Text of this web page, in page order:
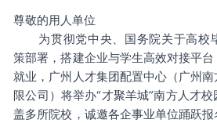
尊敬的用人单位
为贯彻党中央、国务院关于高校
策部署，搭建企业与学生高效对接平
就业，广州人才集团配置中心（广州
限公司）将举办“才聚羊城”南方人才
盖多所院校，诚邀各企事业单位踊跃